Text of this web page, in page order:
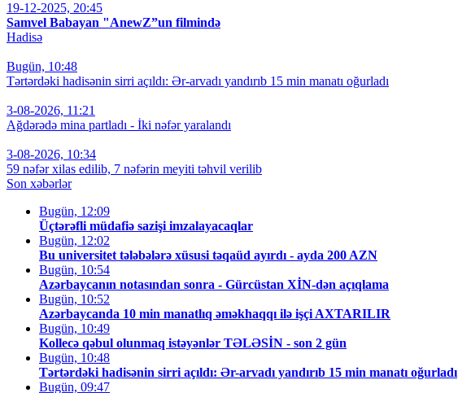
19-12-2025, 20:45
Samvel Babayan "AnewZ”un filmində
Hadisə
Bugün, 10:48
Tərtərdəki hadisənin sirri açıldı: Ər-arvadı yandırıb 15 min manatı oğurladı
3-08-2026, 11:21
Ağdərədə mina partladı - İki nəfər yaralandı
3-08-2026, 10:34
59 nəfər xilas edilib, 7 nəfərin meyiti təhvil verilib
Son xəbərlər
Bugün, 12:09
Üçtərəfli müdafiə sazişi imzalayacaqlar
Bugün, 12:02
Bu universitet tələbələrə xüsusi təqaüd ayırdı - ayda 200 AZN
Bugün, 10:54
Azərbaycanın notasından sonra - Gürcüstan XİN-dən açıqlama
Bugün, 10:52
Azərbaycanda 10 min manatlıq əməkhaqqı ilə işçi AXTARILIR
Bugün, 10:49
Kollecə qəbul olunmaq istəyənlər TƏLƏSİN - son 2 gün
Bugün, 10:48
Tərtərdəki hadisənin sirri açıldı: Ər-arvadı yandırıb 15 min manatı oğurladı
Bugün, 09:47